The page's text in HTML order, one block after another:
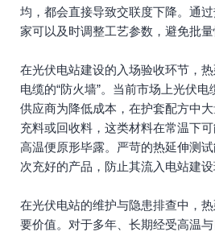
均，都会直接导致交联度下降。通
家可以及时调整工艺参数，避免批量
在光伏电站建设的入场验收环节，
电缆的“防火墙”。当前市场上光伏
供应商为降低成本，在护套配方中
充料或回收料，这类材料在常温下
高温便原形毕露。严苛的热延伸测
次充好的产品，防止其流入电站建设
在光伏电站的维护与隐患排查中，
要价值。对于多年、长期经受高温